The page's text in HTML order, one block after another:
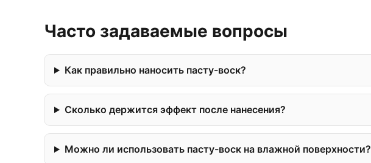
Часто задаваемые вопросы
Как правильно наносить пасту-воск?
Сколько держится эффект после нанесения?
Можно ли использовать пасту-воск на влажной поверхности?